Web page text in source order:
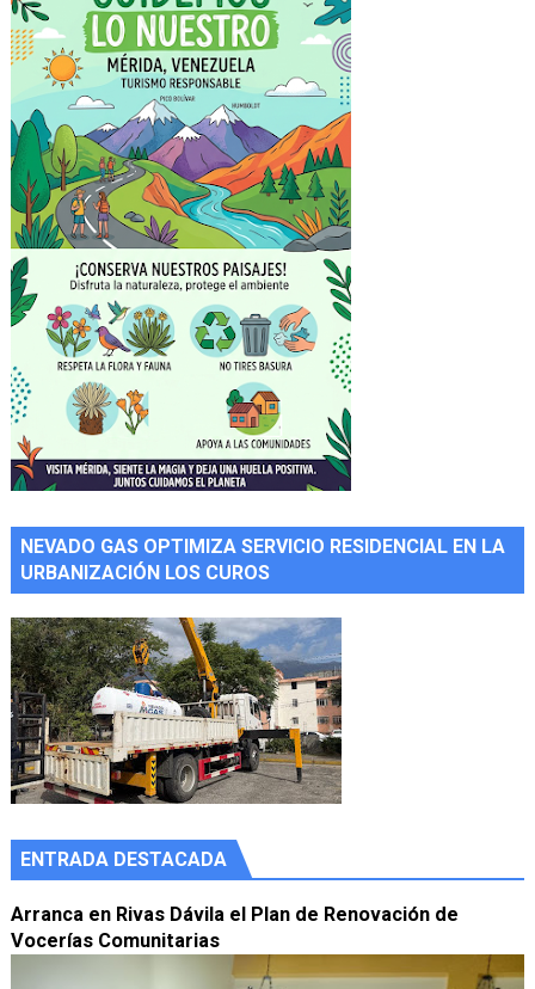
NEVADO GAS OPTIMIZA SERVICIO RESIDENCIAL EN LA
URBANIZACIÓN LOS CUROS
ENTRADA DESTACADA
Arranca en Rivas Dávila el Plan de Renovación de
Vocerías Comunitarias